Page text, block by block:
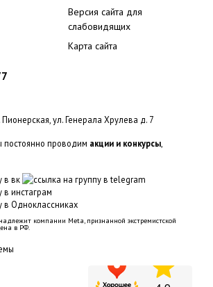
Версия сайта для
слабовидящих
Карта сайта
Пионерская, ул. Генерала Хрулева д. 7
постоянно проводим акции и конкурсы
компании Meta, признанной экстремистской
в РФ.